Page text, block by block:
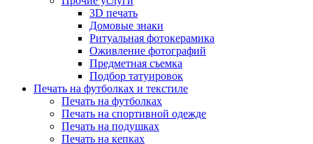
3D печать
Домовые знаки
Ритуальная фотокерамика
Оживление фотографий
Предметная съемка
Подбор татуировок
Печать на футболках и текстиле
Печать на футболках
Печать на спортивной одежде
Печать на подушках
Печать на кепках